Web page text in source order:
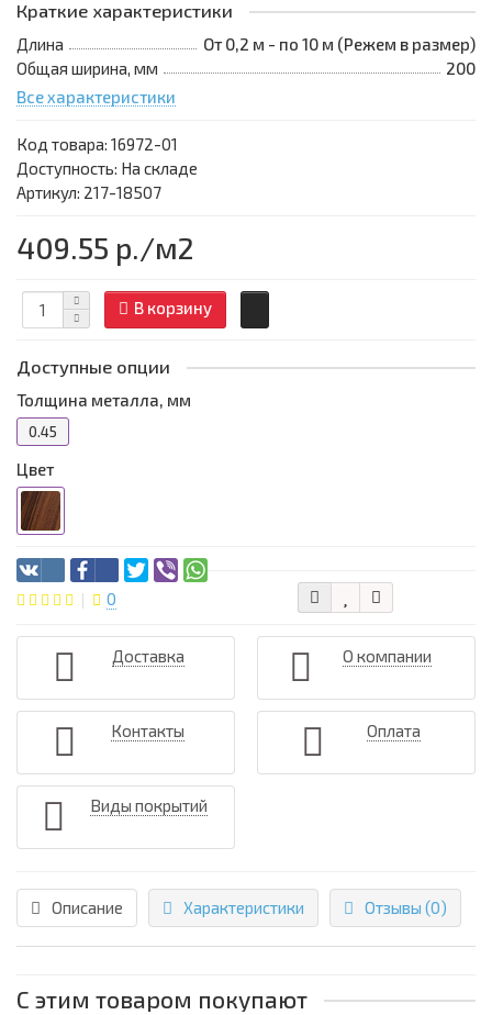
Краткие характеристики
Длина
От 0,2 м - по 10 м (Режем в размер)
Общая ширина, мм
200
Все характеристики
Код товара: 16972-01
Доступность: На складе
Артикул: 217-18507
409.55 р./м2
В корзину
Доступные опции
Толщина металла, мм
0.45
Цвет
0
Доставка О компании
Контакты Оплата
Виды покрытий
Описание Характеристики Отзывы (0)
С этим товаром покупают